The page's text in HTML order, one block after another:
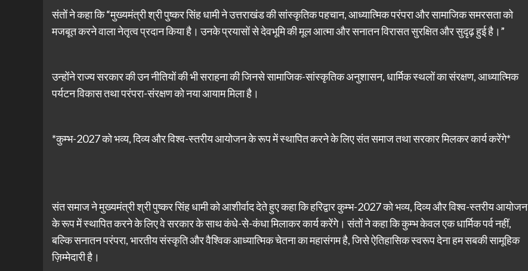
संतों ने कहा कि “मुख्यमंत्री श्री पुष्कर सिंह धामी ने उत्तराखंड की सांस्कृतिक पहचान, आध्यात्मिक परंपरा और सामाजिक समरसता को
मजबूत करने वाला नेतृत्व प्रदान किया है। उनके प्रयासों से देवभूमि की मूल आत्मा और सनातन विरासत सुरक्षित और सुदृढ़ हुई है।”
उन्होंने राज्य सरकार की उन नीतियों की भी सराहना की जिनसे सामाजिक-सांस्कृतिक अनुशासन, धार्मिक स्थलों का संरक्षण, आध्यात्मिक
पर्यटन विकास तथा परंपरा-संरक्षण को नया आयाम मिला है।
*कुम्भ-2027 को भव्य, दिव्य और विश्व-स्तरीय आयोजन के रूप में स्थापित करने के लिए संत समाज तथा सरकार मिलकर कार्य करेंगे*
संत समाज ने मुख्यमंत्री श्री पुष्कर सिंह धामी को आशीर्वाद देते हुए कहा कि हरिद्वार कुम्भ-2027 को भव्य, दिव्य और विश्व-स्तरीय आयोजन
के रूप में स्थापित करने के लिए वे सरकार के साथ कंधे-से-कंधा मिलाकर कार्य करेंगे। संतों ने कहा कि कुम्भ केवल एक धार्मिक पर्व नहीं,
बल्कि सनातन परंपरा, भारतीय संस्कृति और वैश्विक आध्यात्मिक चेतना का महासंगम है, जिसे ऐतिहासिक स्वरूप देना हम सबकी सामूहिक
ज़िम्मेदारी है।